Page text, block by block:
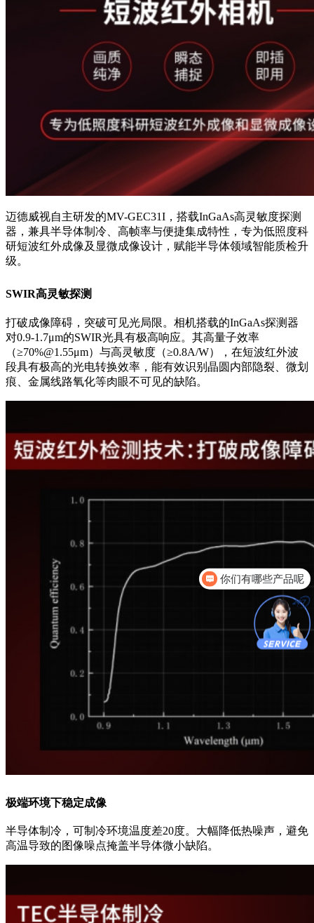
迈德威视自主研发的MV-GEC31I，搭载InGaAs高灵敏度探测
器，兼具半导体制冷、高帧率与便捷集成特性，专为低照度科
研短波红外成像及显微成像设计，赋能半导体领域智能质检升
级。
SWIR高灵敏探测
打破成像障碍，突破可见光局限。相机搭载的InGaAs探测器
对0.9-1.7μm的SWIR光具有极高响应。其高量子效率
（≥70%@1.55μm）与高灵敏度（≥0.8A/W），在短波红外波
段具有极高的光电转换效率，能有效识别晶圆内部隐裂、微划
痕、金属线路氧化等肉眼不可见的缺陷。
极端环境下稳定成像
半导体制冷，可制冷环境温度差20度。大幅降低热噪声，避免
高温导致的图像噪点掩盖半导体微小缺陷。
如何选型呢